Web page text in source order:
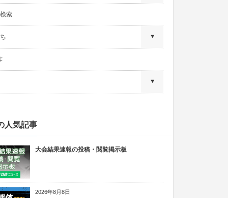
索
人気記事
大会結果速報の投稿・閲覧掲示板
2026年8月8日